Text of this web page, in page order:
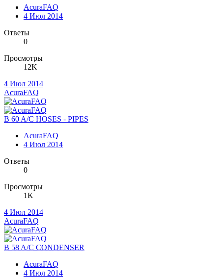
AcuraFAQ
4 Июл 2014
Ответы
0
Просмотры
12K
4 Июл 2014
AcuraFAQ
B 60 A/C HOSES - PIPES
AcuraFAQ
4 Июл 2014
Ответы
0
Просмотры
1K
4 Июл 2014
AcuraFAQ
B 58 A/C CONDENSER
AcuraFAQ
4 Июл 2014